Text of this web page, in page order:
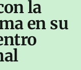
la
en su